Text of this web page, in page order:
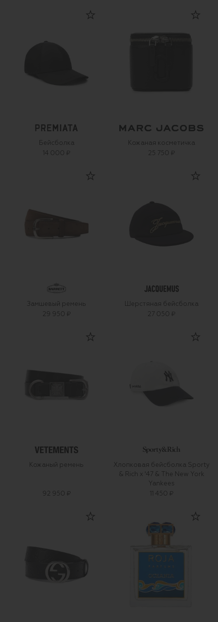
Бейсболка
14 000 ₽
Кожаная косметичка
25 750 ₽
Замшевый ремень
29 950 ₽
Шерстяная бейсболка
27 050 ₽
Кожаный ремень
92 950 ₽
Хлопковая бейсболка Sporty
& Rich x '47 & The New York
Yankees
11 450 ₽